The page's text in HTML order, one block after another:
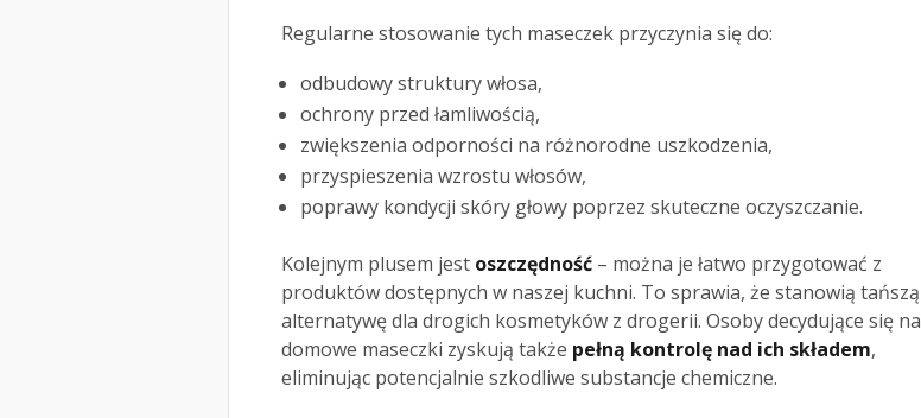
Regularne stosowanie tych maseczek przyczynia się do:
odbudowy struktury włosa,
ochrony przed łamliwością,
zwiększenia odporności na różnorodne uszkodzenia,
przyspieszenia wzrostu włosów,
poprawy kondycji skóry głowy poprzez skuteczne oczyszczanie.
Kolejnym plusem jest oszczędność – można je łatwo przygotować z
produktów dostępnych w naszej kuchni. To sprawia, że stanowią tańszą
alternatywę dla drogich kosmetyków z drogerii. Osoby decydujące się na
domowe maseczki zyskują także pełną kontrolę nad ich składem,
eliminując potencjalnie szkodliwe substancje chemiczne.